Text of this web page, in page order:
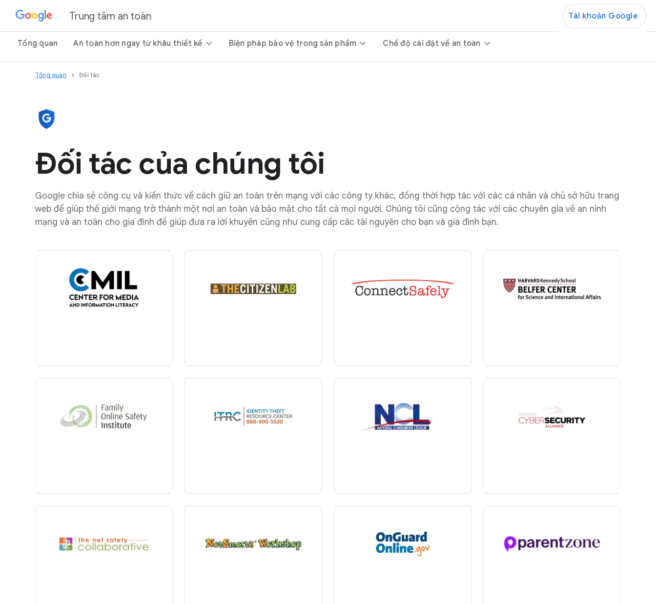
Trung tâm an toàn
Tổng quan An toàn hơn ngay từ khâu thiết kế Biện pháp bảo vệ trong sản phẩm Chế độ cài đặt về an toàn
Tài khoản Google
Tổng quan Đối tác
Đối tác của chúng tôi
Google chia sẻ công cụ và kiến thức về cách giữ an toàn trên mạng với các công ty khác, đồng thời hợp tác với các cá nhân và chủ sở hữu trang
web để giúp thế giới mạng trở thành một nơi an toàn và bảo mật cho tất cả mọi người. Chúng tôi cũng cộng tác với các chuyên gia về an ninh
mạng và an toàn cho gia đình để giúp đưa ra lời khuyên cũng như cung cấp các tài nguyên cho bạn và gia đình bạn.